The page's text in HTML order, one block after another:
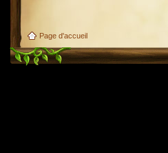
Page d'accueil